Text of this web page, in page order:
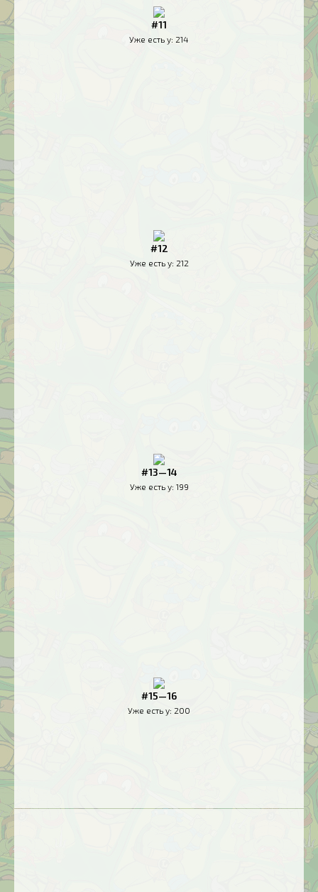
#11
Уже есть у: 214
#12
Уже есть у: 212
#13—14
Уже есть у: 199
#15—16
Уже есть у: 200